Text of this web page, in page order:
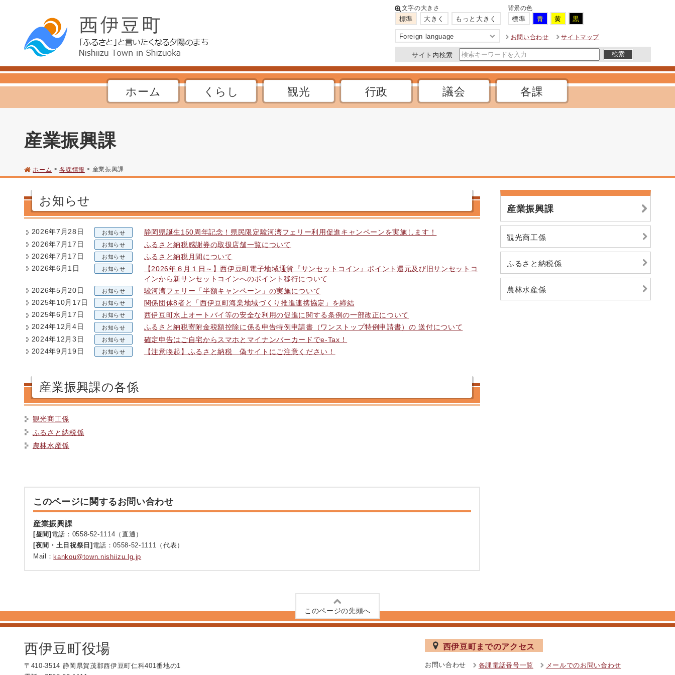
文字の大きさ
標準 大きく もっと大きく
背景の色
標準 青 黄 黒
Foreign language お問い合わせ サイトマップ
サイト内検索
ホーム くらし 観光 行政 議会 各課
産業振興課
ホーム >各課情報 > 産業振興課
お知らせ
2026年7月28日 お知らせ
静岡県誕生150周年記念！県民限定駿河湾フェリー利用促進キャンペーンを実施します！
2026年7月17日
お知らせ
ふるさと納税感謝券の取扱店舗一覧について
2026年7月17日
お知らせ
ふるさと納税月間について
2026年6月1日
お知らせ
【2026年６月１日～】西伊豆町電子地域通貨『サンセットコイン』ポイント還元及び旧サンセットコ
インから新サンセットコインへのポイント移行について
2026年5月20日
お知らせ
駿河湾フェリー「半額キャンペーン」の実施について
2025年10月17日
お知らせ
関係団体8者と「西伊豆町海業地域づくり推進連携協定」を締結
2025年6月17日
お知らせ
西伊豆町水上オートバイ等の安全な利用の促進に関する条例の一部改正について
2024年12月4日
お知らせ
ふるさと納税寄附金税額控除に係る申告特例申請書（ワンストップ特例申請書）の 送付について
2024年12月3日
お知らせ
確定申告はご自宅からスマホとマイナンバーカードでe-Tax！
2024年9月19日
お知らせ 【注意喚起】ふるさと納税 偽サイトにご注意ください！
産業振興課の各係
観光商工係
ふるさと納税係
農林水産係
このページに関するお問い合わせ
産業振興課
[昼間] 電話：0558-52-1114（直通）
[夜間・土日祝祭日] 電話：0558-52-1111（代表）
Mail：kankou@town.nishiizu.lg.jp
産業振興課
観光商工係
ふるさと納税係
農林水産係
このページの先頭へ
西伊豆町役場
〒410-3514 静岡県賀茂郡西伊豆町仁科401番地の1
西伊豆町までのアクセス
お問い合わせ 各課電話番号一覧
メールでのお問い合わせ